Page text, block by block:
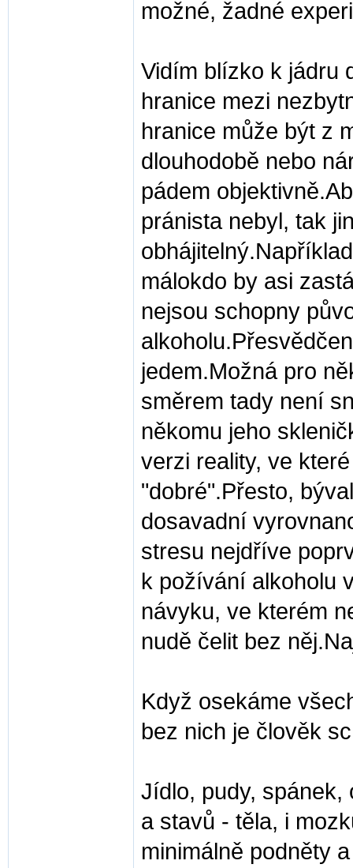
možné, žadné
Vidím blízko k jádru
hranice mezi
hranice může být z
dlouhodobě nebo
pádem
pránista nebyl, tak
málokdo by asi
nejsou schopny
jedem.Možná pro
směrem tady není
někomu jeho
verzi reality, ve
"dobré".Přesto,
dosavadní
stresu nejdříve
k požívání alkoholu
návyku, ve kterém
nudě čelit bez
Když osekáme
bez nich je člověk
Jídlo, pudy, spánek,
a stavů - těla, i
minimálně podněty